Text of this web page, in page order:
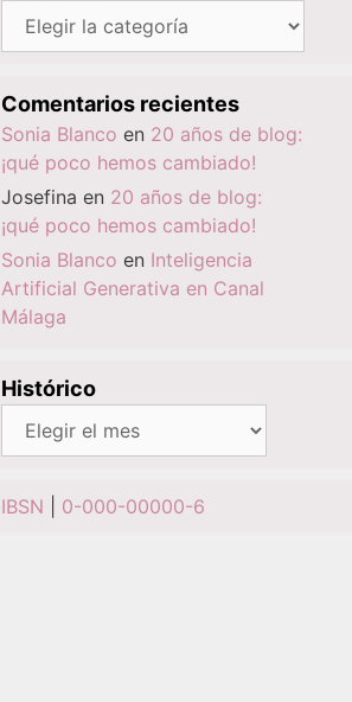
Categorías
Comentarios recientes
Sonia Blanco en 20 años de blog:
¡qué poco hemos cambiado!
Josefina en 20 años de blog:
¡qué poco hemos cambiado!
Sonia Blanco en Inteligencia
Artificial Generativa en Canal
Málaga
Histórico
Histórico
IBSN 0-000-00000-6